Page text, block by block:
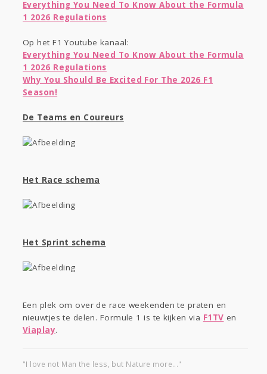
Everything You Need To Know About the Formula
1 2026 Regulations
Op het F1 Youtube kanaal:
Everything You Need To Know About the Formula
1 2026 Regulations
Why You Should Be Excited For The 2026 F1
Season!
De Teams en Coureurs
Het Race schema
Het Sprint schema
Een plek om over de race weekenden te praten en
nieuwtjes te delen. Formule 1 is te kijken via F1TV en
Viaplay.
"I love not Man the less, but Nature more..."